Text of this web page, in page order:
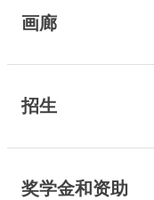
画廊
招生
奖学金和资助